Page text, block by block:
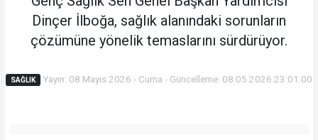
Dinçer İlboğa, sağlık alanındaki sorunların
çözümüne yönelik temaslarını sürdürüyor.
SAĞLIK Yayın: 08 Mayıs 2026 - Cuma - Güncelleme: 08.05.2026 23:01:00